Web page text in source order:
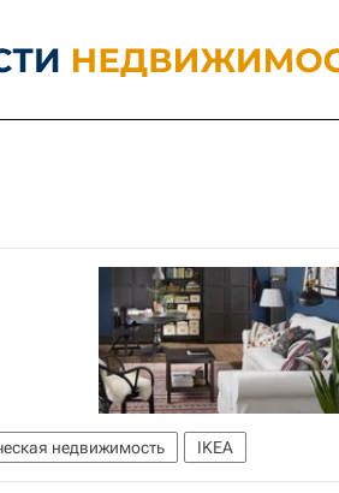
недвижимость IKEA